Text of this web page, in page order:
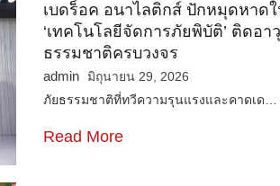
เบดร็อค อนาไลติกส์ ปักหมุดหาด
‘เทคโนโลยีจัดการภัยพิบัติ’ ติดอ
ธรรมชาติครบวงจร
admin
มิถุนายน 29, 2026
ภัยธรรมชาติที่ทวีความรุนแรงและคาดเด…
Read More